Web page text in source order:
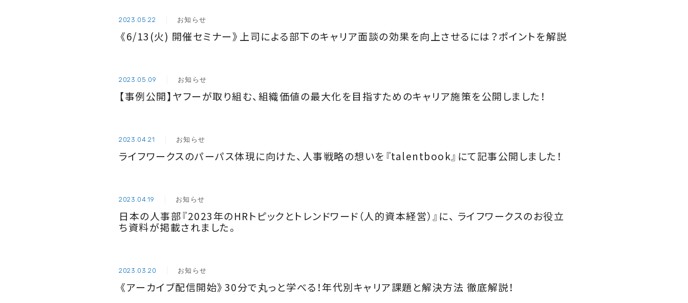
2023.05.22 お知らせ
《6/13(火) 開催セミナー》上司による部下のキャリア面談の効果を向上させるには？ポイントを解説
2023.05.09 お知らせ
【事例公開】ヤフーが取り組む、組織価値の最大化を目指すためのキャリア施策を公開しました！
2023.04.21 お知らせ
ライフワークスのパーパス体現に向けた、人事戦略の想いを『talentbook』にて記事公開しました！
2023.04.19 お知らせ
日本の人事部『2023年のHRトピックとトレンドワード（人的資本経営）』に、 ライフワークスのお役立
ち資料が掲載されました。
2023.03.20 お知らせ
《アーカイブ配信開始》30分で丸っと学べる！年代別キャリア課題と解決方法 徹底解説！